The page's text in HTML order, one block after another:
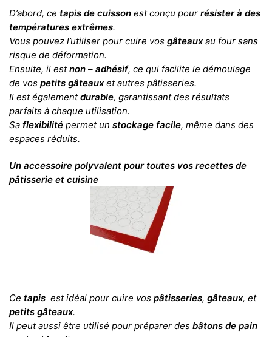
D’abord, ce tapis de cuisson est conçu pour résister à des
températures extrêmes.
Vous pouvez l’utiliser pour cuire vos gâteauxau four sans
risque de déformation.
Ensuite, il estnon – adhésif, ce qui facilite le démoulage
de vos petits gâteauxet autres pâtisseries.
Il est égalementdurable, garantissant des résultats
parfaits à chaque utilisation.
Sa flexibilité permet un stockage facile, même dans des
espaces réduits.
Un accessoire polyvalent pour toutes vos recettes de
pâtisserie et cuisine
Ce tapis est idéal pour cuire vos pâtisseries, gâteaux, et
petits gâteaux.
Il peut aussi être utilisé pour préparer des bâtons de pain